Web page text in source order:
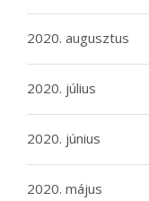
2020. augusztus
2020. július
2020. június
2020. május